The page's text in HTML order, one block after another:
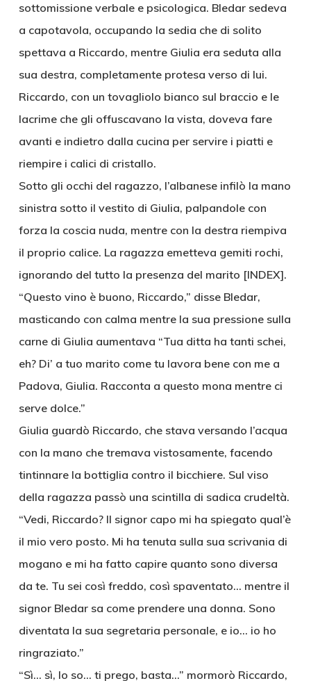
sottomissione verbale e psicologica. Bledar sedeva
a capotavola, occupando la sedia che di solito
spettava a Riccardo, mentre Giulia era seduta alla
sua destra, completamente protesa verso di lui.
Riccardo, con un tovagliolo bianco sul braccio e le
lacrime che gli offuscavano la vista, doveva fare
avanti e indietro dalla cucina per servire i piatti e
riempire i calici di cristallo.
Sotto gli occhi del ragazzo, l’albanese infilò la mano
sinistra sotto il vestito di Giulia, palpandole con
forza la coscia nuda, mentre con la destra riempiva
il proprio calice. La ragazza emetteva gemiti rochi,
ignorando del tutto la presenza del marito [INDEX].
“Questo vino è buono, Riccardo,” disse Bledar,
masticando con calma mentre la sua pressione sulla
carne di Giulia aumentava “Tua ditta ha tanti schei,
eh? Di’ a tuo marito come tu lavora bene con me a
Padova, Giulia. Racconta a questo mona mentre ci
serve dolce.”
Giulia guardò Riccardo, che stava versando l’acqua
con la mano che tremava vistosamente, facendo
tintinnare la bottiglia contro il bicchiere. Sul viso
della ragazza passò una scintilla di sadica crudeltà.
“Vedi, Riccardo? Il signor capo mi ha spiegato qual’è
il mio vero posto. Mi ha tenuta sulla sua scrivania di
mogano e mi ha fatto capire quanto sono diversa
da te. Tu sei così freddo, così spaventato… mentre il
signor Bledar sa come prendere una donna. Sono
diventata la sua segretaria personale, e io… io ho
ringraziato.”
“Sì… sì, lo so… ti prego, basta…” mormorò Riccardo,